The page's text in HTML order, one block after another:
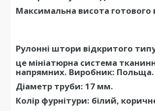
Максимальна висота готового
Рулонні штори відкритого
це мініатюрна система
напрямних. Виробник: Польща.
Діаметр труби: 17 мм.
Колір фурнітури: білий,